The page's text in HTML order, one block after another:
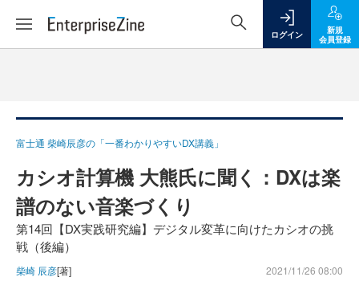
ログイン
新規
会員登録
富士通 柴崎辰彦の「一番わかりやすいDX講義」
カシオ計算機 大熊氏に聞く：DXは楽
譜のない音楽づくり
第14回【DX実践研究編】デジタル変革に向けたカシオの挑
戦（後編）
柴崎 辰彦[著] 2021/11/26 08:00